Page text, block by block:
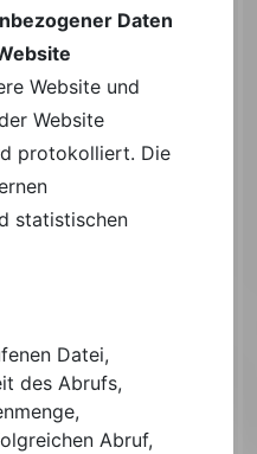
Daten
Website und
Website
protokolliert. Die
statistischen
Datei,
des Abrufs,
Abruf,